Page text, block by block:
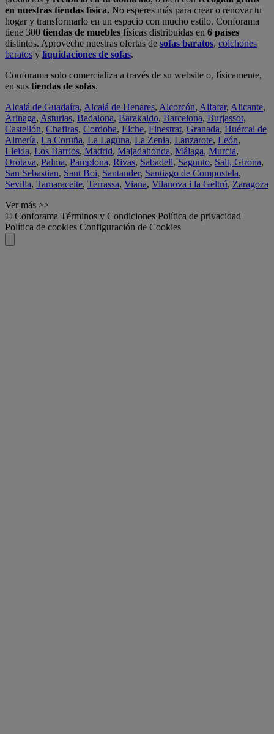
en nuestras tiendas física. No esperes más para crear o renovar tu
hogar y transformarlo en un espacio con mucho estilo. Conforama
tiene 300 tiendas de muebles físicas distribuidas en 6 países
distintos. Aproveche nuestras ofertas de sofas baratos, colchones
baratos y liquidaciones de sofas.
Conforama solo comercializa a través de su website o, físicamente,
en sus tiendas de sofás.
Alcalá de Guadaíra, Alcalá de Henares, Alcorcón, Alfafar, Alicante,
Arinaga, Asturias, Badalona, Barakaldo, Barcelona, Burjassot,
Castellón, Chafiras, Cordoba, Elche, Finestrat, Granada, Huércal de
Almería, La Coruña, La Laguna, La Zenia, Lanzarote, León,
Lleida, Los Barrios, Madrid, Majadahonda, Málaga, Murcia,
Orotava, Palma, Pamplona, Rivas, Sabadell, Sagunto, Salt, Girona,
San Sebastian, Sant Boi, Santander, Santiago de Compostela,
Sevilla, Tamaraceite, Terrassa, Viana, Vilanova i la Geltrú, Zaragoza
Ver más >>
© Conforama Términos y Condiciones Política de privacidad
Política de cookies Configuración de Cookies